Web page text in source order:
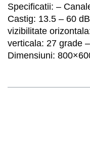
Specificatii: –
Castig: 13.5 – 60
vizibilitate
verticala: 27 grade
Dimensiuni: